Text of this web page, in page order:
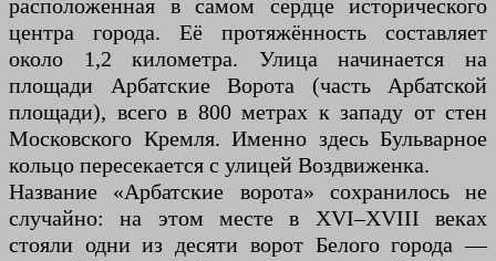
расположенная в самом сердце исторического
центра города. Её протяжённость составляет
около 1,2 километра. Улица начинается на
площади Арбатские Ворота (часть Арбатской
площади), всего в 800 метрах к западу от стен
Московского Кремля. Именно здесь Бульварное
кольцо пересекается с улицей Воздвиженка.
Название «Арбатские ворота» сохранилось не
случайно: на этом месте в XVI–XVIII веках
стояли одни из десяти ворот Белого города —